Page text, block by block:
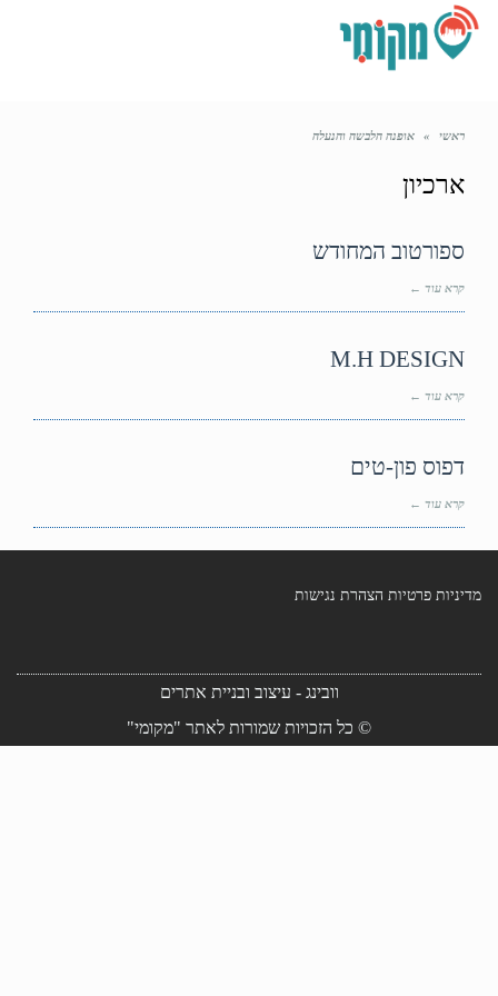
ראשי » אופנה הלבשה והנעלה
ארכיון
ספורטוב המחודש
קרא עוד ←
M.H DESIGN
קרא עוד ←
דפוס פון-טים
קרא עוד ←
מדיניות פרטיות הצהרת נגישות
וובינג - עיצוב ובניית אתרים
© כל הזכויות שמורות לאתר "מקומי"